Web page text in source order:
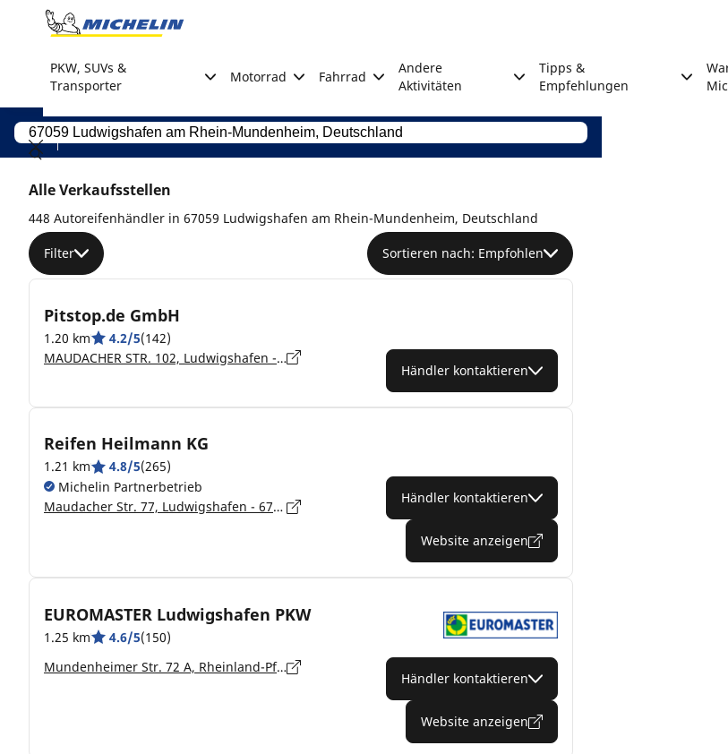
Go to page content
PKW, SUVs &
Transporter
Motorrad Fahrrad
Andere
Aktivitäten
Tipps &
Empfehlungen
Alle Verkaufsstellen
448 Autoreifenhändler in 67059 Ludwigshafen am Rhein-Mundenheim, Deutschland
Filter Sortieren nach: Empfohlen
Pitstop.de GmbH
1.20 km 4.2/5(142)
MAUDACHER STR. 102, Ludwigshafen - 67059
Händler kontaktieren
Reifen Heilmann KG
1.21 km 4.8/5(265)
Michelin Partnerbetrieb
Maudacher Str. 77, Ludwigshafen - 67065
Händler kontaktieren
Website anzeigen
EUROMASTER Ludwigshafen PKW
1.25 km 4.6/5(150)
Mundenheimer Str. 72 A, Rheinland-Pfalz, Ludwigshafen-Mundenh. - 67061
Händler kontaktieren
Website anzeigen